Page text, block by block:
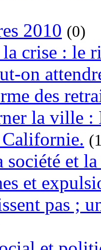
2010 (0)
crise : le
on
des
la ville :
société et
et
pas ;